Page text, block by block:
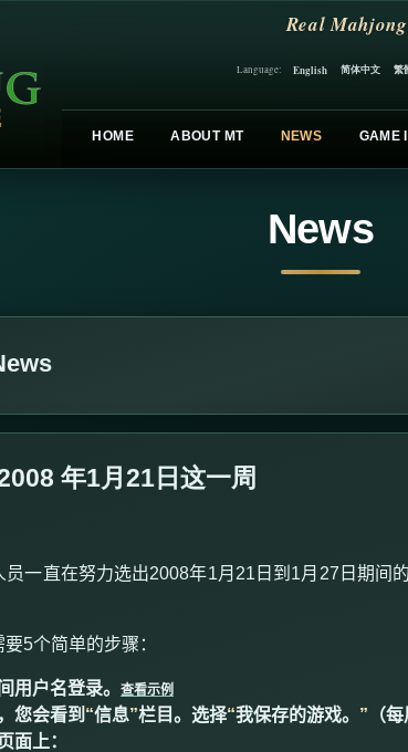
Real
Language: English 简体中文 繁
HOME ABOUT MT NEWS GAME
News
年1月21日这一周
员一直在努力选出2008年1月 21 日到 1月 27 日期间的
要5个简单的步骤 ：
用户名登录。 查看示例
您会看到 “信息”栏目。选择“我保存的游戏。 ” （
面上：